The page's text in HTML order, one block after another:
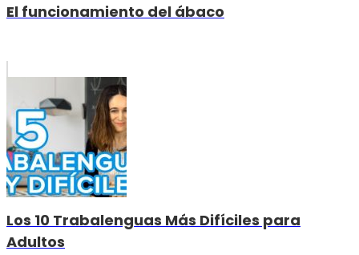
El funcionamiento del ábaco
Los 10 Trabalenguas Más Difíciles para
Adultos